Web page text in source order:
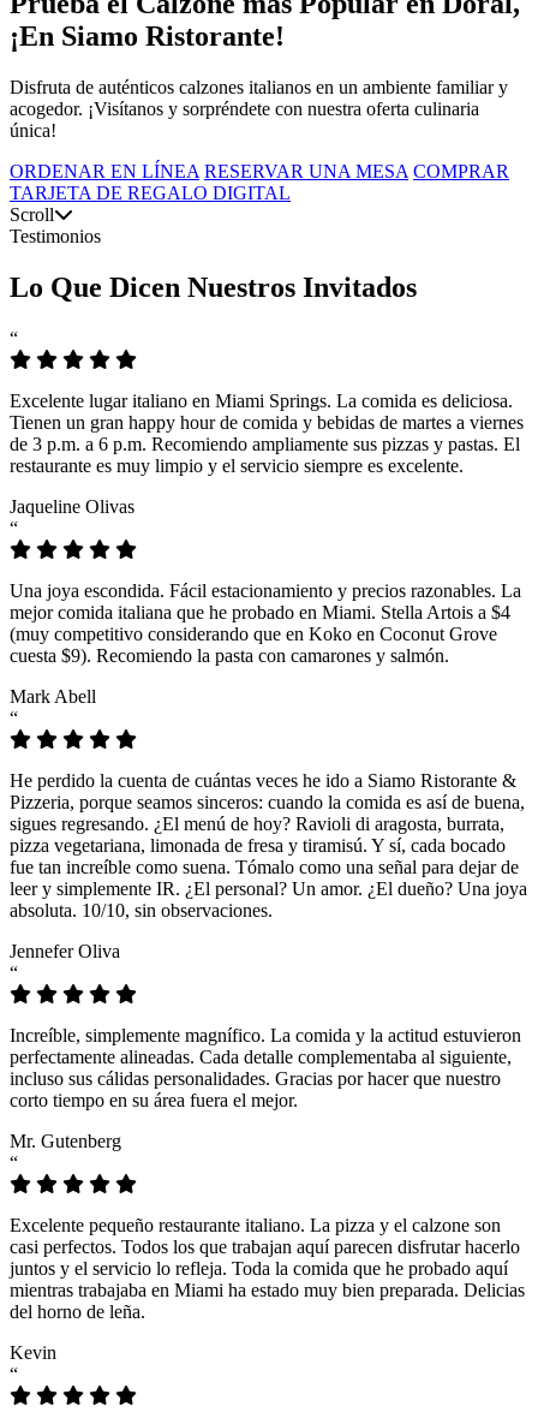
¡En Siamo Ristorante!
Disfruta de auténticos calzones italianos en un ambiente familiar y
acogedor. ¡Visítanos y sorpréndete con nuestra oferta culinaria
única!
ORDENAR EN LÍNEA RESERVAR UNA MESA COMPRAR
TARJETA DE REGALO DIGITAL
Scroll
Testimonios
Lo Que Dicen Nuestros Invitados
“
Excelente lugar italiano en Miami Springs. La comida es deliciosa.
Tienen un gran happy hour de comida y bebidas de martes a viernes
de 3 p.m. a 6 p.m. Recomiendo ampliamente sus pizzas y pastas. El
restaurante es muy limpio y el servicio siempre es excelente.
Jaqueline Olivas
“
Una joya escondida. Fácil estacionamiento y precios razonables. La
mejor comida italiana que he probado en Miami. Stella Artois a $4
(muy competitivo considerando que en Koko en Coconut Grove
cuesta $9). Recomiendo la pasta con camarones y salmón.
Mark Abell
“
He perdido la cuenta de cuántas veces he ido a Siamo Ristorante &
Pizzeria, porque seamos sinceros: cuando la comida es así de buena,
sigues regresando. ¿El menú de hoy? Ravioli di aragosta, burrata,
pizza vegetariana, limonada de fresa y tiramisú. Y sí, cada bocado
fue tan increíble como suena. Tómalo como una señal para dejar de
leer y simplemente IR. ¿El personal? Un amor. ¿El dueño? Una joya
absoluta. 10/10, sin observaciones.
Jennefer Oliva
“
Increíble, simplemente magnífico. La comida y la actitud estuvieron
perfectamente alineadas. Cada detalle complementaba al siguiente,
incluso sus cálidas personalidades. Gracias por hacer que nuestro
corto tiempo en su área fuera el mejor.
Mr. Gutenberg
“
Excelente pequeño restaurante italiano. La pizza y el calzone son
casi perfectos. Todos los que trabajan aquí parecen disfrutar hacerlo
juntos y el servicio lo refleja. Toda la comida que he probado aquí
mientras trabajaba en Miami ha estado muy bien preparada. Delicias
del horno de leña.
Kevin
“